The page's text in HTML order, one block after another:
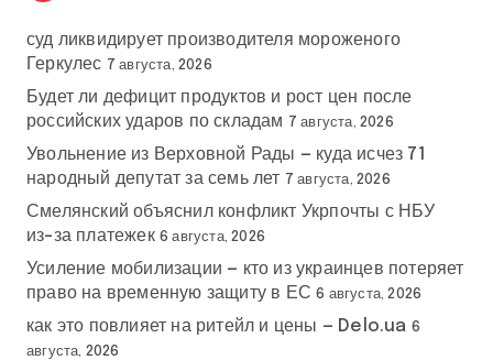
суд ликвидирует производителя мороженого
Геркулес 7 августа, 2026
Будет ли дефицит продуктов и рост цен после
российских ударов по складам 7 августа, 2026
Увольнение из Верховной Рады — куда исчез 71
народный депутат за семь лет 7 августа, 2026
Смелянский объяснил конфликт Укрпочты с НБУ
из-за платежек 6 августа, 2026
Усиление мобилизации — кто из украинцев потеряет
право на временную защиту в ЕС 6 августа, 2026
как это повлияет на ритейл и цены — Delo.ua 6
августа, 2026